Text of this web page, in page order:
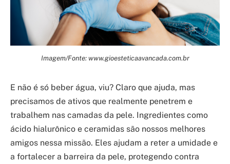
Imagem/Fonte: www.gioesteticaavancada.com.br
E não é só beber água, viu? Claro que ajuda, mas
precisamos de ativos que realmente penetrem e
trabalhem nas camadas da pele. Ingredientes como
ácido hialurônico e ceramidas são nossos melhores
amigos nessa missão. Eles ajudam a reter a umidade e
a fortalecer a barreira da pele, protegendo contra